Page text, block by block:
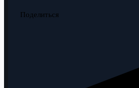
Поделиться